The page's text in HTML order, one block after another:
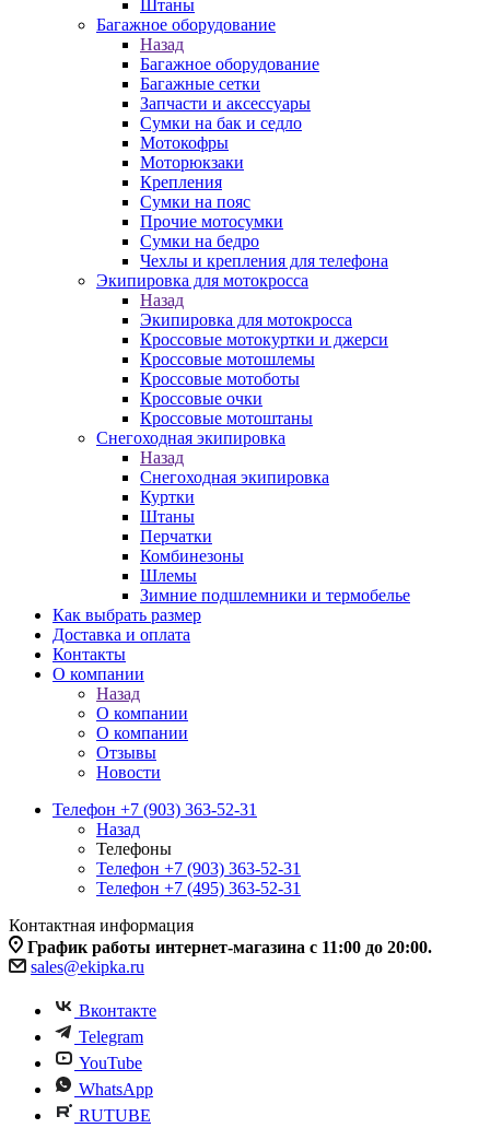
Штаны
Багажное оборудование
Назад
Багажное оборудование
Багажные сетки
Запчасти и аксессуары
Сумки на бак и седло
Мотокофры
Моторюкзаки
Крепления
Сумки на пояс
Прочие мотосумки
Сумки на бедро
Чехлы и крепления для телефона
Экипировка для мотокросса
Назад
Экипировка для мотокросса
Кроссовые мотокуртки и джерси
Кроссовые мотошлемы
Кроссовые мотоботы
Кроссовые очки
Кроссовые мотоштаны
Снегоходная экипировка
Назад
Снегоходная экипировка
Куртки
Штаны
Перчатки
Комбинезоны
Шлемы
Зимние подшлемники и термобелье
Как выбрать размер
Доставка и оплата
Контакты
О компании
Назад
О компании
О компании
Отзывы
Новости
Телефон +7 (903) 363-52-31
Назад
Телефоны
Телефон +7 (903) 363-52-31
Телефон +7 (495) 363-52-31
Контактная информация
График работы интернет-магазина с 11:00 до 20:00.
sales@ekipka.ru
Вконтакте
Telegram
YouTube
WhatsApp
RUTUBE